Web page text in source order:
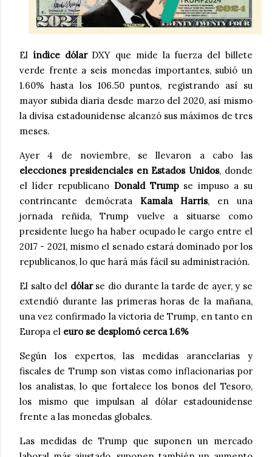
El índice dólar DXY que mide la fuerza del billete
verde frente a seis monedas importantes, subió un
1.60% hasta los 106.50 puntos, registrando así su
mayor subida diaria desde marzo del 2020, así mismo
la divisa estadounidense alcanzó sus máximos de tres
meses.
Ayer 4 de noviembre, se llevaron a cabo las
elecciones presidenciales en Estados Unidos, donde
el líder republicano Donald Trump se impuso a su
contrincante demócrata Kamala Harris, en una
jornada reñida, Trump vuelve a situarse como
presidente luego ha haber ocupado le cargo entre el
2017 - 2021, mismo el senado estará dominado por los
republicanos, lo que hará más fácil su administración.
El salto del dólarse dio durante la tarde de ayer, y se
extendió durante las primeras horas de la mañana,
una vez confirmado la victoria de Trump, en tanto en
Europa el euro se desplomó cerca 1.6%
Según los expertos, las medidas arancelarias y
fiscales de Trump son vistas como inflacionarias por
los analistas, lo que fortalece los bonos del Tesoro,
los mismo que impulsan al dólar estadounidense
frente a las monedas globales.
Las medidas de Trump que suponen un mercado